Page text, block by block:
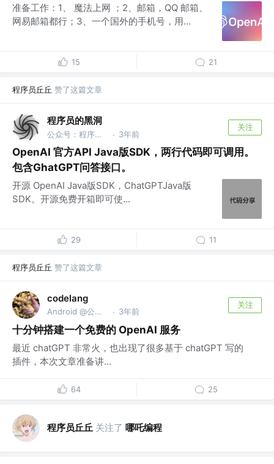
准备工作：1、 魔法上网 ；2、邮箱，QQ 邮箱、
网易邮箱都行；3、一个国外的手机号，用...
15 21
程序员丘丘 赞了这篇文章
程序员的黑洞
公众号：程序员的黑洞 · 3年前
关注
OpenAI 官方API Java版SDK，两行代码即可调用。
包含GhatGPT问答接口。
开源 OpenAI Java版SDK，ChatGPTJava版
SDK。开源免费开箱即可使...
29 11
程序员丘丘 赞了这篇文章
codelang
Android @公众号：扣浪 · 3年前
关注
十分钟搭建一个免费的 OpenAI 服务
最近 chatGPT 非常火，也出现了很多基于 chatGPT 写的
插件，本次文章准备讲...
64 25
程序员丘丘 关注了 哪吒编程